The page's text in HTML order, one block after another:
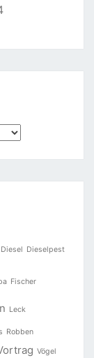
Diesel Dieselpest
Fischer
Leck
Robben
Vögel